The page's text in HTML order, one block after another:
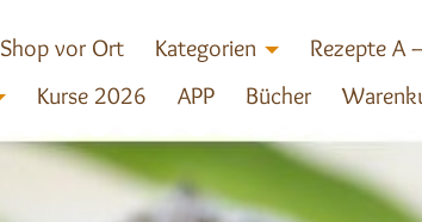
Shop vor Ort Kategorien Rezepte A
Kurse 2026 APP Bücher